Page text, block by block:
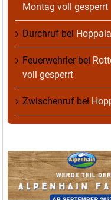
Montag voll gesperrt
Durchruf bei
Feuerwehrlerbei
voll gesperrt
Zwischenruf bei